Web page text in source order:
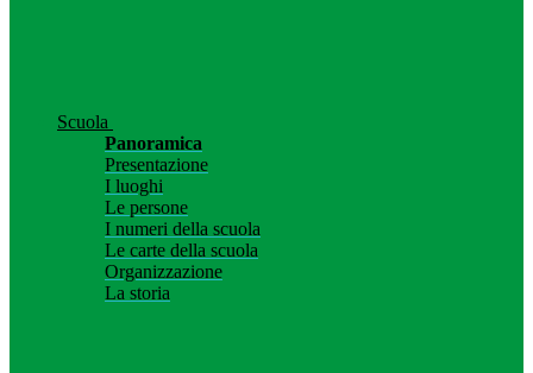
Scuola
Panoramica
Presentazione
I luoghi
Le persone
I numeri della scuola
Le carte della scuola
Organizzazione
La storia